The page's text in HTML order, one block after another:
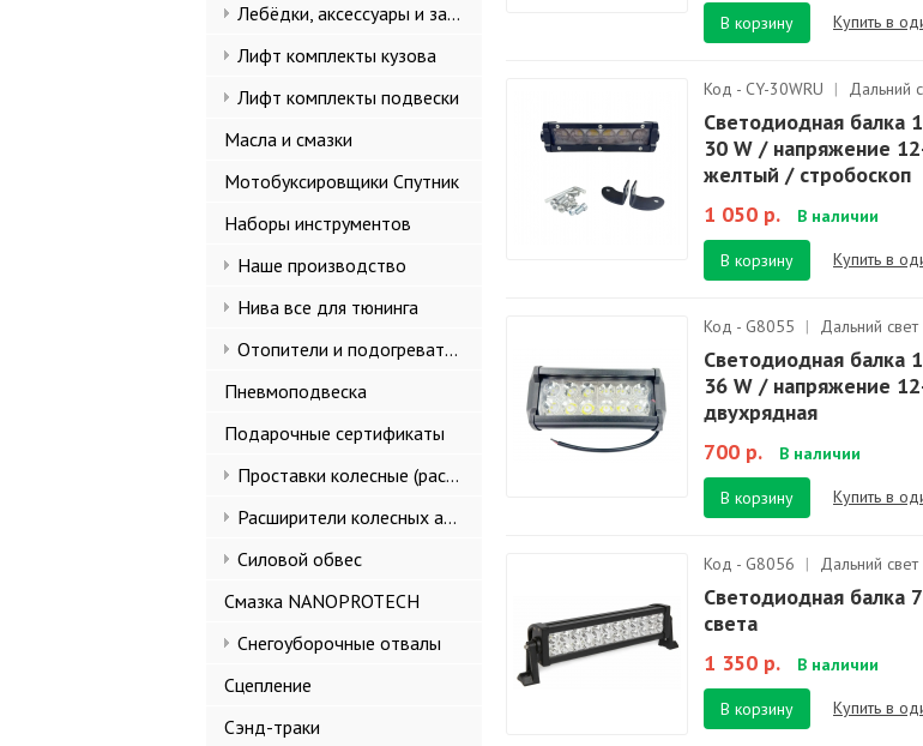
Лебёдки, аксессуары и запчасти
Лифт комплекты кузова
Лифт комплекты подвески
Масла и смазки
Мотобуксировщики Спутник
Наборы инструментов
Наше производство
Нива все для тюнинга
Отопители и подогреватели
Пневмоподвеска
Подарочные сертификаты
Проставки колесные (расширители колеи)
Расширители колесных арок и брызговики
Силовой обвес
Смазка NANOPROTECH
Снегоуборочные отвалы
Сцепление
Сэнд-траки
В корзину Купить в
Код - CY-30WRU | Дальний
Светодиодная
30 W / напряжение
желтый / стробоскоп
1 050 р.
В наличии
В корзину Купить в
Код - G8055 | Дальний свет
Светодиодная
36 W / напряжение
двухрядная
700 р.
В наличии
В корзину Купить в
Код - G8056 | Дальний свет
Светодиодная балка
света
1 350 р.
В наличии
В корзину Купить в